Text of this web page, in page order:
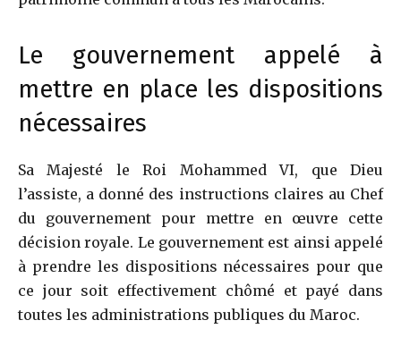
Le gouvernement appelé à
mettre en place les dispositions
nécessaires
Sa Majesté le Roi Mohammed VI, que Dieu
l’assiste, a donné des instructions claires au Chef
du gouvernement pour mettre en œuvre cette
décision royale. Le gouvernement est ainsi appelé
à prendre les dispositions nécessaires pour que
ce jour soit effectivement chômé et payé dans
toutes les administrations publiques du Maroc.